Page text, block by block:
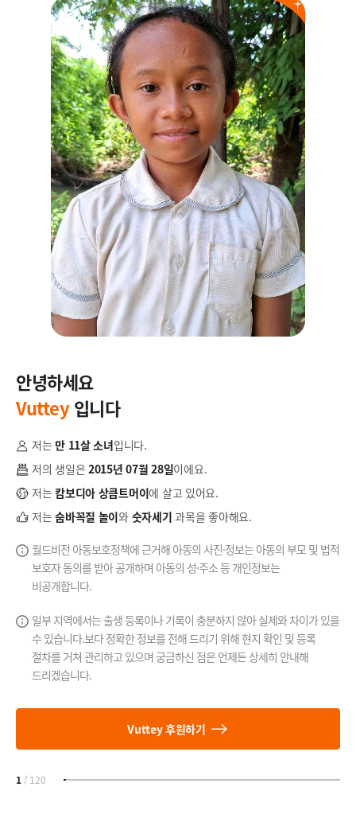
안녕하세요
Vuttey입니다
저는 만 11살 소녀입니다.
저의 생일은2015년 07월 28일이에요.
저는캄보디아 상큼트머이에 살고 있어요.
저는숨바꼭질 놀이와 숫자세기 과목을 좋아해요.
월드비전 아동보호정책에 근거해 아동의 사진·정보는 아동의 부모 및 법적
보호자 동의를 받아 공개하며 아동의 성·주소 등 개인정보는
비공개합니다.
일부 지역에서는 출생 등록이나 기록이 충분하지 않아 실제와 차이가 있을
수 있습니다.보다 정확한 정보를 전해 드리기 위해 현지 확인 및 등록
절차를 거쳐 관리하고 있으며 궁금하신 점은 언제든 상세히 안내해
드리겠습니다.
Vuttey 후원하기
1/ 120